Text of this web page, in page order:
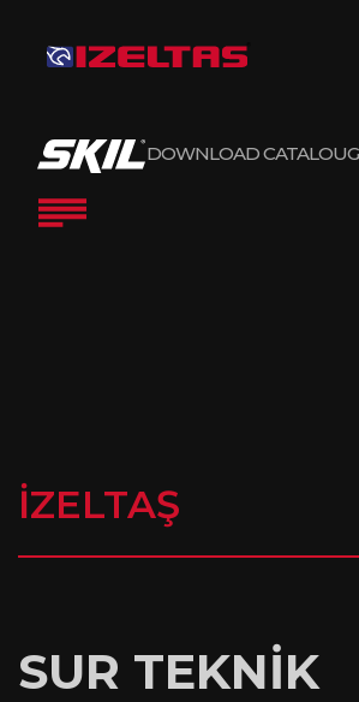
DOWNLOAD
İZELTAŞ
SUR TEKNİK